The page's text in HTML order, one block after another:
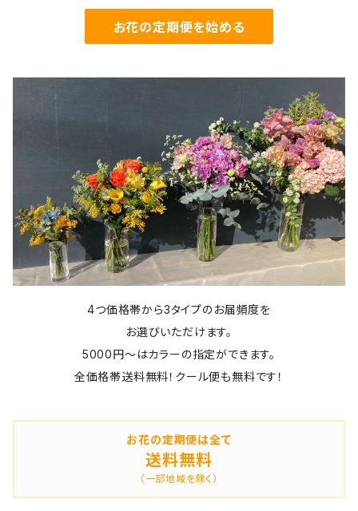
お花の定期便を始める
4つ価格帯から3タイプのお届頻度を
お選びいただけます。
5000円～はカラーの指定ができます。
全価格帯送料無料！クール便も無料です！
お花の定期便は全て
送料無料
（一部地域を除く）